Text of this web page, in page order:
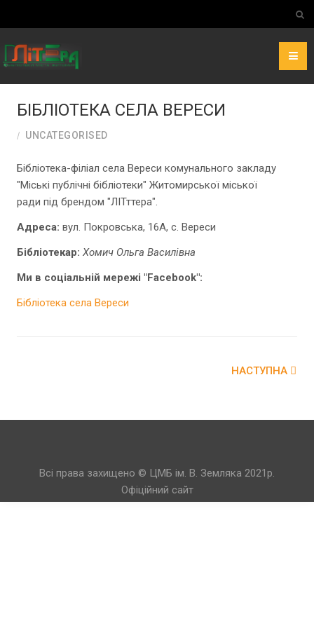
БІБЛІОТЕКА СЕЛА ВЕРЕСИ
UNCATEGORISED
Бібліотека-філіал села Вереси комунального закладу
"Міські публічні бібліотеки" Житомирської міської
ради під брендом "ЛІТттера".
Адреса: вул. Покровська, 16A, с. Вереси
Бібліотекар: Хомич Ольга Василівна
Ми в соціальній мережі "Facebook":
Бібліотека села Вереси
НАСТУПНА
Всі права захищено © ЦМБ ім. В. Земляка 2021р.
Офіційний сайт